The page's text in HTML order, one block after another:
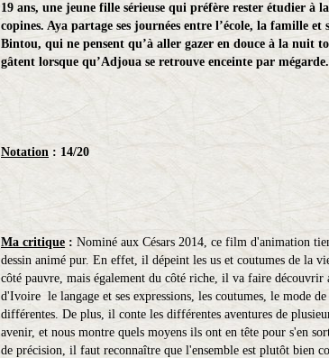
19 ans, une jeune fille sérieuse qui préfère rester étudier à
copines. Aya partage ses journées entre l’école, la famille
Bintou, qui ne pensent qu’à aller gazer en douce à la nuit
gâtent lorsque qu’Adjoua se retrouve enceinte par
Notation : 14/20
Ma critique : Nominé aux Césars 2014, ce film d'animation
dessin animé pur. En effet, il dépeint les us et coutumes de la
côté pauvre, mais également du côté riche, il va faire découvrir
d'Ivoire le langage et ses expressions, les coutumes, le mode
différentes. De plus, il conte les différentes aventures de
avenir, et nous montre quels moyens ils ont en tête pour s'en
de précision, il faut reconnaître que l'ensemble est plutôt bien